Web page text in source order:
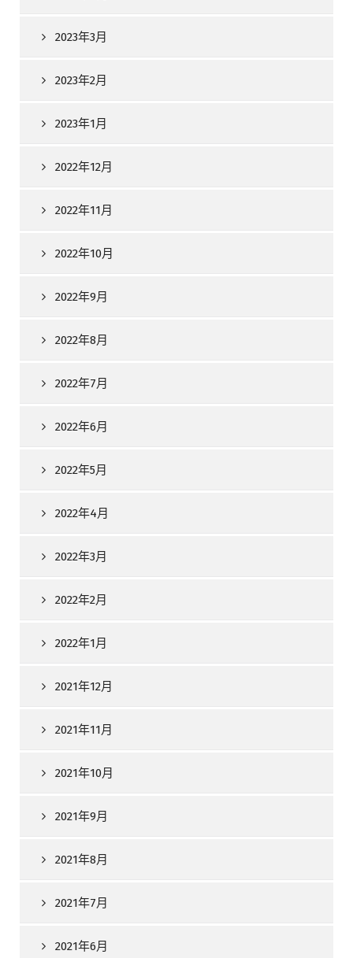
2023年3月
2023年2月
2023年1月
2022年12月
2022年11月
2022年10月
2022年9月
2022年8月
2022年7月
2022年6月
2022年5月
2022年4月
2022年3月
2022年2月
2022年1月
2021年12月
2021年11月
2021年10月
2021年9月
2021年8月
2021年7月
2021年6月